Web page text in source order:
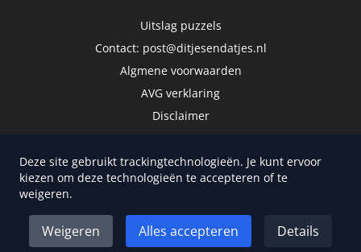
Uitslag puzzels
Contact: post@ditjesendatjes.nl
Algmene voorwaarden
AVG verklaring
Disclaimer
Deze site gebruikt trackingtechnologieën. Je kunt ervoor
kiezen om deze technologieën te accepteren of te
weigeren.
Weigeren Alles accepteren Details